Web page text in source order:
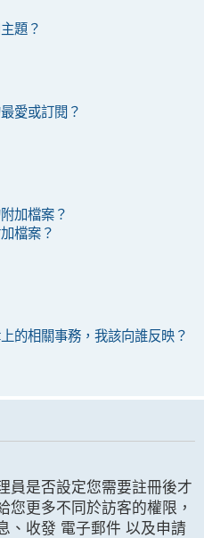
題？
愛或訂閱？
加檔案？
檔案？
的相關事務，我該向誰反映？
員是否設定您需要註冊後才
您更多不同於訪客的權限，
、收發 電子郵件 以及申請